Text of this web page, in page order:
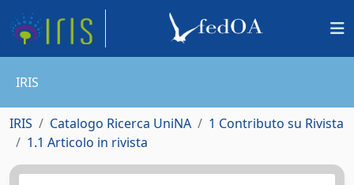
IRIS
IRIS Catalogo Ricerca UniNA
1 Contributo su Rivista
1.1 Articolo in rivista